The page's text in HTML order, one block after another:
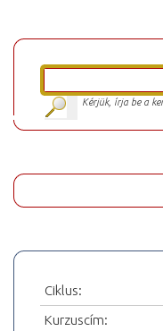
Kérjük, írja be a
Ciklus:
Kurzuscím: